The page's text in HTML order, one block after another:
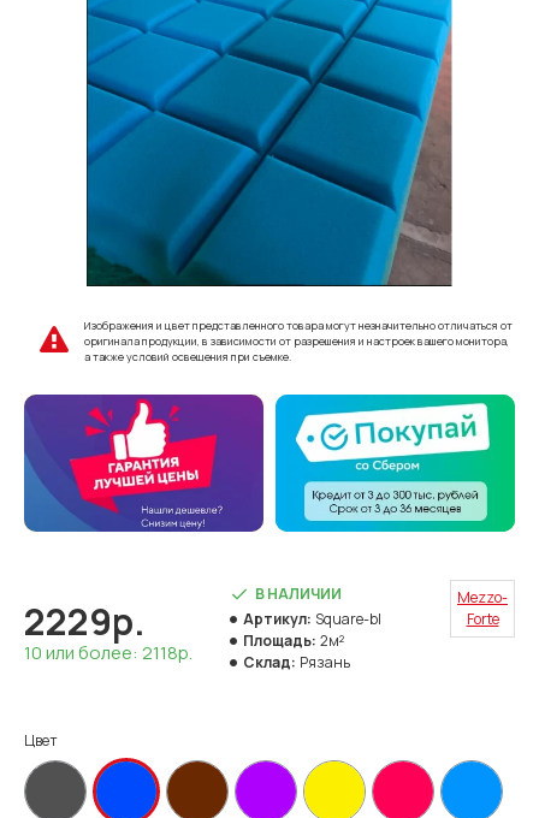
Изображения и цвет представленного товара могут незначительно отличаться от
оригинала продукции, в зависимости от разрешения и настроек вашего монитора,
а также условий освещения при съемке.
2229р.
10 или более: 2118р.
В НАЛИЧИИ
Артикул: Square-bl
Площадь: 2м²
Склад: Рязань
Mezzo-
Forte
Цвет